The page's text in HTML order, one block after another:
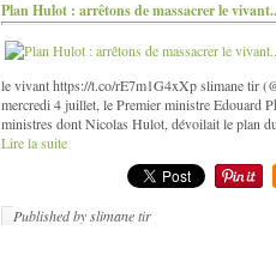
Plan Hulot : arrêtons de massacrer le
le vivant https://t.co/rE7m1G4xXp slimane tir
mercredi 4 juillet, le Premier ministre Edouard
ministres dont Nicolas Hulot, dévoilait le plan
Lire la suite
Published by slimane tir